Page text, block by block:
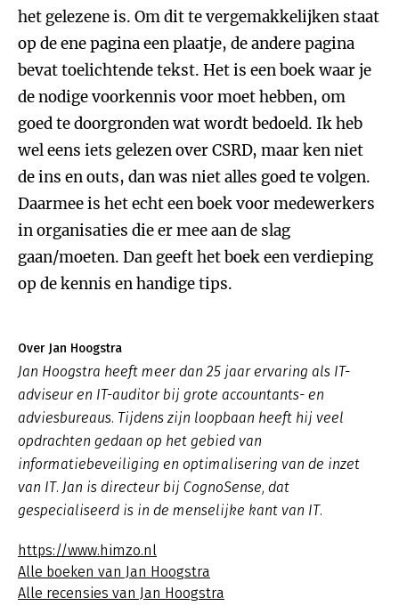
het gelezene is. Om dit te vergemakkelijken staat
op de ene pagina een plaatje, de andere pagina
bevat toelichtende tekst. Het is een boek waar je
de nodige voorkennis voor moet hebben, om
goed te doorgronden wat wordt bedoeld. Ik heb
wel eens iets gelezen over CSRD, maar ken niet
de ins en outs, dan was niet alles goed te volgen.
Daarmee is het echt een boek voor medewerkers
in organisaties die er mee aan de slag
gaan/moeten. Dan geeft het boek een verdieping
op de kennis en handige tips.
Over Jan Hoogstra
Jan Hoogstra heeft meer dan 25 jaar ervaring als IT-
adviseur en IT-auditor bij grote accountants- en
adviesbureaus. Tijdens zijn loopbaan heeft hij veel
opdrachten gedaan op het gebied van
informatiebeveiliging en optimalisering van de inzet
van IT. Jan is directeur bij CognoSense, dat
gespecialiseerd is in de menselijke kant van IT.
https://www.himzo.nl
Alle boeken van Jan Hoogstra
Alle recensies van Jan Hoogstra